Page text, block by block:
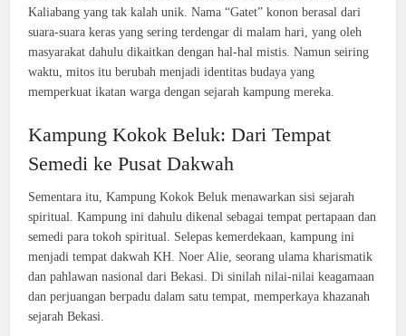
Kaliabang yang tak kalah unik. Nama “Gatet” konon berasal dari
suara-suara keras yang sering terdengar di malam hari, yang oleh
masyarakat dahulu dikaitkan dengan hal-hal mistis. Namun seiring
waktu, mitos itu berubah menjadi identitas budaya yang
memperkuat ikatan warga dengan sejarah kampung mereka.
Kampung Kokok Beluk: Dari Tempat
Semedi ke Pusat Dakwah
Sementara itu, Kampung Kokok Beluk menawarkan sisi sejarah
spiritual. Kampung ini dahulu dikenal sebagai tempat pertapaan dan
semedi para tokoh spiritual. Selepas kemerdekaan, kampung ini
menjadi tempat dakwah KH. Noer Alie, seorang ulama kharismatik
dan pahlawan nasional dari Bekasi. Di sinilah nilai-nilai keagamaan
dan perjuangan berpadu dalam satu tempat, memperkaya khazanah
sejarah Bekasi.